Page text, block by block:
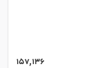
۱۵۷,۱۳۶